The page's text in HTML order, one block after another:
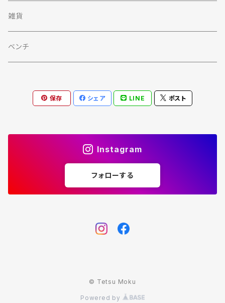
雑貨
ベンチ
保存 シェア LINE ポスト
Instagram
フォローする
© Tetsu Moku
Powered by